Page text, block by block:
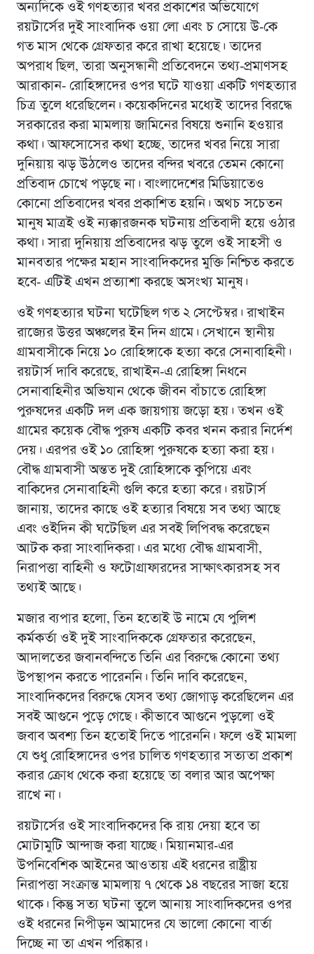
অন্যদিকে ওই গণহত্যার খবর প্রকাশের অভিযোগে
রয়টার্সের দুই সাংবাদিক ওয়া লো এবং চ সোয়ে উ-কে
গত মাস থেকে গ্রেফতার করে রাখা হয়েছে। তাদের
অপরাধ ছিল, তারা অনুসন্ধানী প্রতিবেদনে তথ্য-প্রমাণসহ
আরাকান- রোহিঙ্গাদের ওপর ঘটে যাওয়া একটি গণহত্যার
চিত্র তুলে ধরেছিলেন। কয়েকদিনের মধ্যেই তাদের বিরদ্ধে
সরকারের করা মামলায় জামিনের বিষয়ে শুনানি হওয়ার
কথা। আফসোসের কথা হচ্ছে, তাদের খবর নিয়ে সারা
দুনিয়ায় ঝড় উঠলেও তাদের বন্দির খবরে তেমন কোনাে
প্রতিবাদ চোখে পড়ছে না। বাংলাদেশের মিডিয়াতেও
কোনাে প্রতিবাদের খবর প্রকাশিত হয়নি। অথচ সচেতন
মানুষ মাত্রই ওই ন্যক্কারজনক ঘটনায় প্রতিবাদী হয়ে ওঠার
কথা। সারা দুনিয়ায় প্রতিবাদের ঝড় তুলে ওই সাহসী ও
মানবতার পক্ষের মহান সাংবাদিকদের মুক্তি নিশ্চিত করতে
হবে- এটিই এখন প্রত্যাশা করছে অসংখ্য মানুষ।
ওই গণহত্যার ঘটনা ঘটেছিল গত ২ সেপ্টেম্বর। রাখাইন
রাজ্যের উত্তর অঞ্চলের ইন দিন গ্রামে। সেখানে স্থানীয়
গ্রামবাসীকে নিয়ে ১০ রোহিঙ্গাকে হত্যা করে সেনাবাহিনী।
রয়টার্স দাবি করেছে, রাখাইন-এ রোহিঙ্গা নিধনে
সেনাবাহিনীর অভিযান থেকে জীবন বাঁচাতে রোহিঙ্গা
পুরুষদের একটি দল এক জায়গায় জড়ো হয়। তখন ওই
গ্রামের কয়েক বৌদ্ধ পুরুষ একটি কবর খনন করার নির্দেশ
দেয়। এরপর ওই ১০ রোহিঙ্গা পুরুষকে হত্যা করা হয়।
বৌদ্ধ গ্রামবাসী অন্তত দুই রোহিঙ্গাকে কুপিয়ে এবং
বাকিদের সেনাবাহিনী গুলি করে হত্যা করে। রয়টার্স
জানায়, তাদের কাছে ওই হত্যার বিষয়ে সব তথ্য আছে
এবং ওইদিন কী ঘটেছিল এর সবই লিপিবদ্ধ করেছেন
আটক করা সাংবাদিকরা। এর মধ্যে বৌদ্ধ গ্রামবাসী,
নিরাপত্তা বাহিনী ও ফটোগ্রাফারদের সাক্ষাৎকারসহ সব
তথ্যই আছে।
মজার ব্যপার হলো, তিন হতোই উ নামে যে পুলিশ
কর্মকর্তা ওই দুই সাংবাদিককে গ্রেফতার করেছেন,
আদালতের জবানবন্দিতে তিনি এর বিরুদ্ধে কোনো তথ্য
উপস্থাপন করতে পারেননি। তিনি দাবি করেছেন,
সাংবাদিকদের বিরুদ্ধে যেসব তথ্য জোগাড় করেছিলেন এর
সবই আগুনে পুড়ে গেছে। কীভাবে আগুনে পুড়লাে ওই
জবাব অবশ্য তিন হতোই দিতে পারেননি। ফলে ওই মামলা
যে শুধু রোহিঙ্গাদের ওপর চালিত গণহত্যার সত্যতা প্রকাশ
করার ক্রোধ থেকে করা হয়েছে তা বলার আর অপেক্ষা
রাখে না।
রয়টার্সের ওই সাংবাদিকদের কি রায় দেয়া হবে তা
মোটামুটি আন্দাজ করা যাচ্ছে। মিয়ানমার-এর
উপনিবেশিক আইনের আওতায় এই ধরনের রাষ্ট্রীয়
নিরাপত্তা সংক্রান্ত মামলায় ৭ থেকে ১৪ বছরের সাজা হয়ে
থাকে। কিন্তু সত্য ঘটনা তুলে আনায় সাংবাদিকদের ওপর
ওই ধরনের নিপীড়ন আমাদের যে ভালো কোনো বার্তা
দিচ্ছে না তা এখন পরিষ্কার।